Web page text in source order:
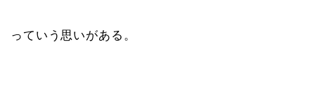
っていう思いがある。